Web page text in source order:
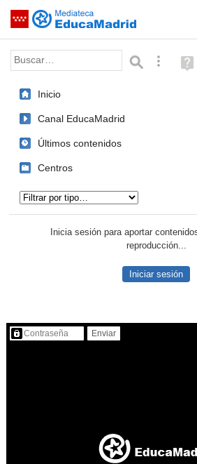
Saltar navegación
Palabra o frase: Búsqueda
(en
Inicio
Canal EducaMadrid
Últimos contenidos
Centros
Inicia sesión para aportar
reproducción...
Iniciar sesión
Contenido protegido…